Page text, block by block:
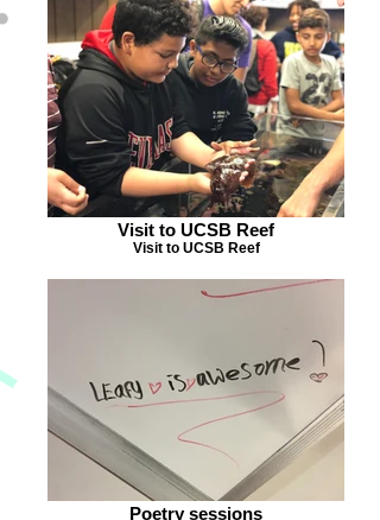
Visit to UCSB Reef
Visit to UCSB Reef
Poetry sessions